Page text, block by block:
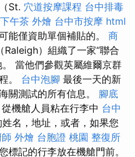
St. 穴道按摩課程 台中排毒
下午茶 外燴 台中市按摩 html
能僅資助單個補貼的。 商
Raleigh）組織了一家“聯合
當他們參觀英屬維爾京群
。 台中泡腳 最後一天的新
關測試的所有信息。 腳底
機艙人員粘在行李中 台中
名，地址，或者，如果您
師 外燴 台胞證 桃園 整復所
標記的行李放在機艙門前。